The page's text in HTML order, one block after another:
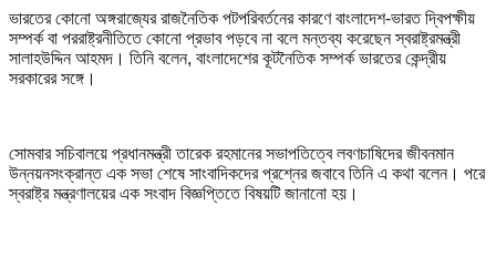
ভারতের কোনো অঙ্গরাজ্যের রাজনৈতিক পটপরিবর্তনের কারণে বাংলাদেশ-ভারত দ্বিপক্ষীয়
সম্পর্ক বা পররাষ্ট্রনীতিতে কোনো প্রভাব পড়বে না বলে মন্তব্য করেছেন স্বরাষ্ট্রমন্ত্রী
সালাহউদ্দিন আহমদ। তিনি বলেন, বাংলাদেশের কূটনৈতিক সম্পর্ক ভারতের কেন্দ্রীয়
সরকারের সঙ্গে।
সোমবার সচিবালয়ে প্রধানমন্ত্রী তারেক রহমানের সভাপতিত্বে লবণচাষিদের জীবনমান
উন্নয়নসংক্রান্ত এক সভা শেষে সাংবাদিকদের প্রশ্নের জবাবে তিনি এ কথা বলেন। পরে
স্বরাষ্ট্র মন্ত্রণালয়ের এক সংবাদ বিজ্ঞপ্তিতে বিষয়টি জানানো হয়।